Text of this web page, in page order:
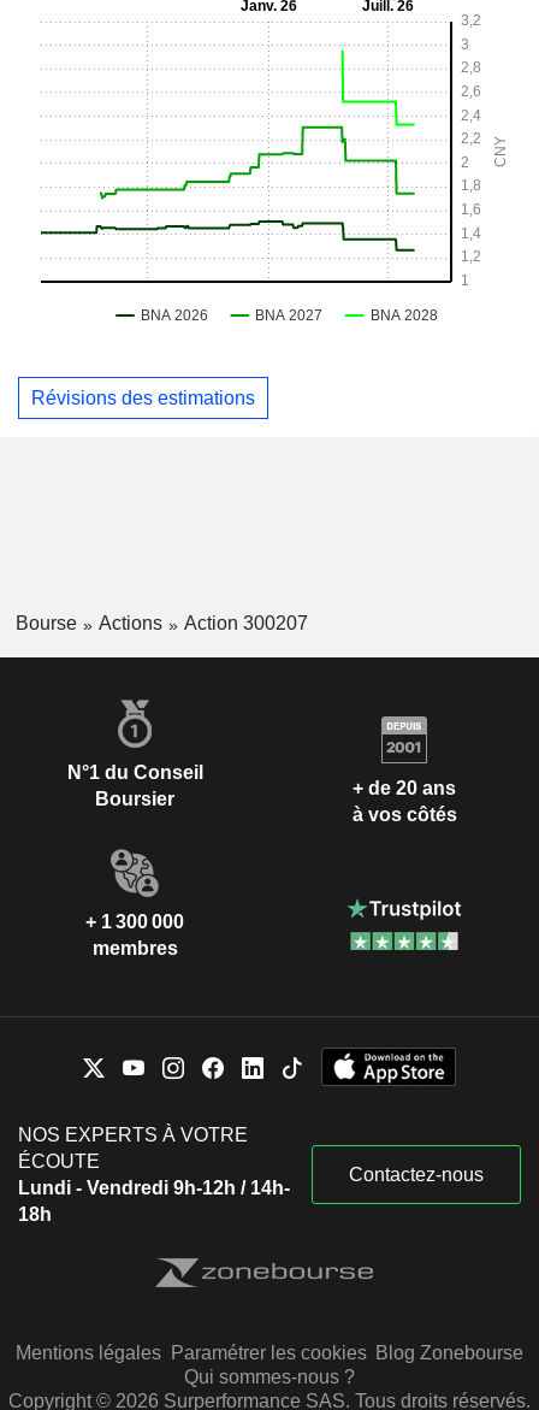
Révisions des estimations
Bourse Actions Action 300207
N°1 du Conseil
Boursier
+ de 20 ans
à vos côtés
+ 1 300 000
membres
NOS EXPERTS À VOTRE
ÉCOUTE
Lundi - Vendredi 9h-12h / 14h-
18h
Contactez-nous
Mentions légales Paramétrer les cookies Blog Zonebourse
Qui sommes-nous ?
Copyright © 2026 Surperformance SAS. Tous droits réservés.